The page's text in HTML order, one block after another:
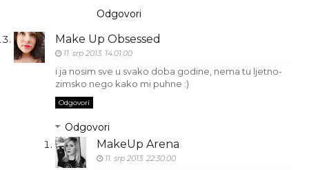
Odgovori
Make Up Obsessed
11. srp 2013. 14:01:00
i ja nosim sve u svako doba godine, nema tu ljetno-
zimsko nego kako mi puhne :)
Odgovori
Odgovori
MakeUp Arena
11. srp 2013. 22:30:00